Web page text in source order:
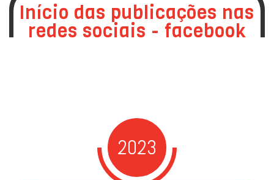
Início das publicações nas
redes sociais - facebook
2023